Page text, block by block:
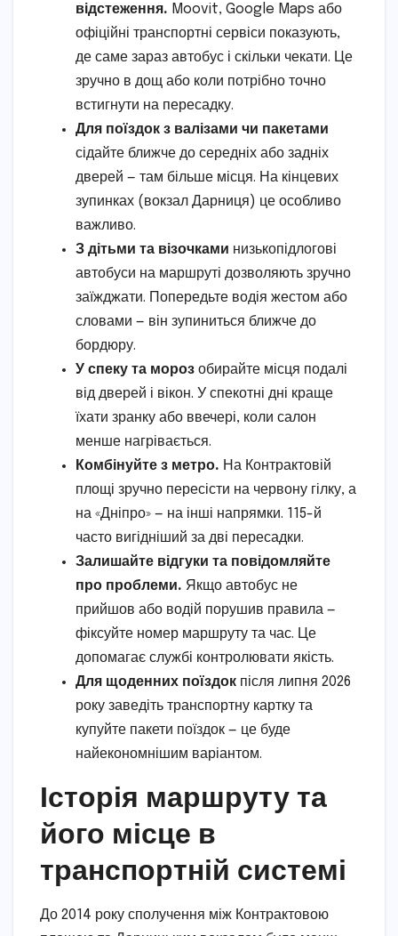
відстеження. Moovit, Google Maps або
офіційні транспортні сервіси показують,
де саме зараз автобус і скільки чекати. Це
зручно в дощ або коли потрібно точно
встигнути на пересадку.
Для поїздок з валізами чи пакетами
сідайте ближче до середніх або задніх
дверей — там більше місця. На кінцевих
зупинках (вокзал Дарниця) це особливо
важливо.
З дітьми та візочками низькопідлогові
автобуси на маршруті дозволяють зручно
заїжджати. Попередьте водія жестом або
словами — він зупиниться ближче до
бордюру.
У спеку та мороз обирайте місця подалі
від дверей і вікон. У спекотні дні краще
їхати зранку або ввечері, коли салон
менше нагрівається.
Комбінуйте з метро. На Контрактовій
площі зручно пересісти на червону гілку, а
на «Дніпро» — на інші напрямки. 115-й
часто вигідніший за дві пересадки.
Залишайте відгуки та повідомляйте
про проблеми. Якщо автобус не
прийшов або водій порушив правила —
фіксуйте номер маршруту та час. Це
допомагає службі контролювати якість.
Для щоденних поїздок після липня 2026
року заведіть транспортну картку та
купуйте пакети поїздок — це буде
найекономнішим варіантом.
Історія маршруту та
його місце в
транспортній системі
До 2014 року сполучення між Контрактовою